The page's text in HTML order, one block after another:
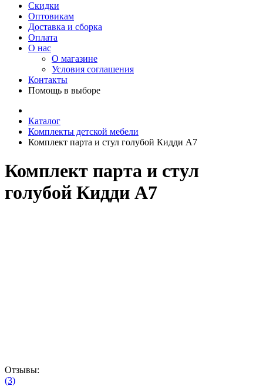
Скидки
Оптовикам
Доставка и сборка
Оплата
О нас
О магазине
Условия соглашения
Контакты
Помощь в выборе
Каталог
Комплекты детской мебели
Комплект парта и стул голубой Кидди А7
Комплект парта и стул
голубой Кидди А7
Отзывы:
(3)